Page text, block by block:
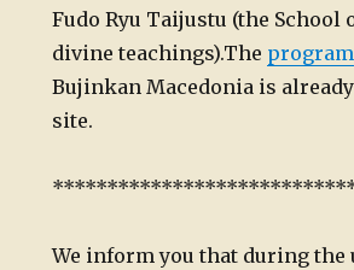
Fudo Ryu Taijustu (the School
divine teachings).The program
Bujinkan Macedonia is
site.
We inform you that during the